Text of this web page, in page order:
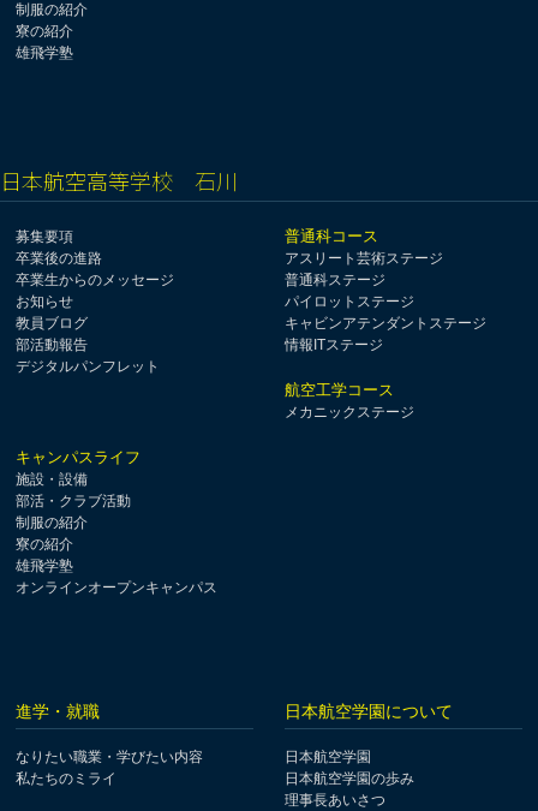
制服の紹介
寮の紹介
雄飛学塾
日本航空高等学校 石川
募集要項
卒業後の進路
卒業生からのメッセージ
お知らせ
教員ブログ
部活動報告
デジタルパンフレット
普通科コース
アスリート芸術ステージ
普通科ステージ
パイロットステージ
キャビンアテンダントステージ
情報ITステージ
航空工学コース
メカニックステージ
キャンパスライフ
施設・設備
部活・クラブ活動
制服の紹介
寮の紹介
雄飛学塾
オンラインオープンキャンパス
進学・就職
なりたい職業・学びたい内容
私たちのミライ
日本航空学園について
日本航空学園
日本航空学園の歩み
理事長あいさつ